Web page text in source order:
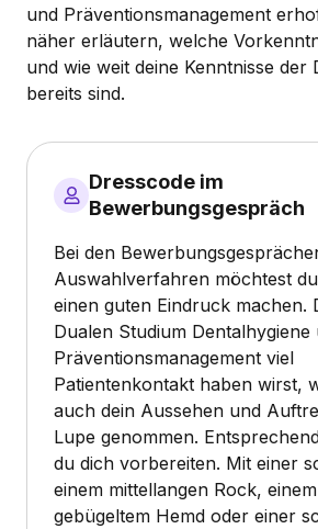
und Präventionsmanagement
näher erläutern, welche
und wie weit deine Kenntnisse der
bereits sind.
Dresscode im
Bewerbungsgespräch
Bei den
Auswahlverfahren möchtest
einen guten Eindruck machen.
Dualen Studium Dentalhygiene
Präventionsmanagement viel
Patientenkontakt haben wirst,
auch dein Aussehen und
Lupe genommen.
du dich vorbereiten. Mit einer
einem mittellangen Rock,
gebügeltem Hemd oder einer